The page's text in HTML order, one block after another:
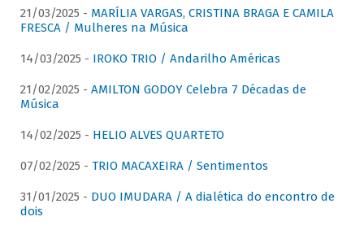
21/03/2025 - MARÍLIA VARGAS, CRISTINA BRAGA E CAMILA
FRESCA / Mulheres na Música
14/03/2025 - IROKO TRIO / Andarilho Américas
21/02/2025 - AMILTON GODOY Celebra 7 Décadas de
Música
14/02/2025 - HELIO ALVES QUARTETO
07/02/2025 - TRIO MACAXEIRA / Sentimentos
31/01/2025 - DUO IMUDARA / A dialética do encontro de
dois